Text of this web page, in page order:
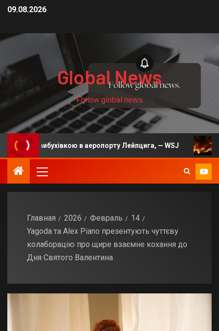
09.08.2026
Global News
Follow global news
в аеропорту Лейпцига, — WSJ На
Главная 2026 Февраль
14
Yagoda та Alex Piano презентують чуттєву
колаборацію про щире взаємне кохання до
Дня Святого Валентина